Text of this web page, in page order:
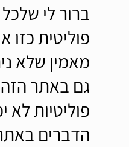
ברור לי
פוליטית כזו
מאמין שלא
גם באתר
פוליטיות לא
הדברים